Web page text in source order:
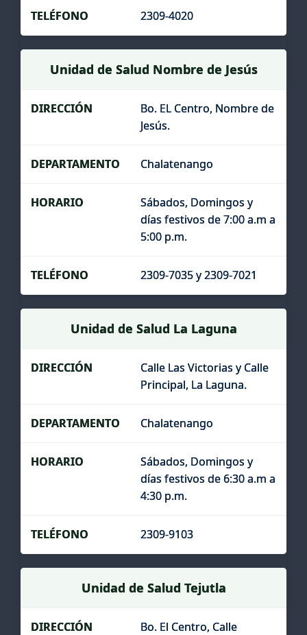
2309-4020
Unidad de Salud Nombre de Jesús
Bo. EL Centro, Nombre de
Jesús.
Chalatenango
Sábados, Domingos y
días festivos de 7:00 a.m a
5:00 p.m.
2309-7035 y 2309-7021
Unidad de Salud La Laguna
Calle Las Victorias y Calle
Principal, La Laguna.
Chalatenango
Sábados, Domingos y
días festivos de 6:30 a.m a
4:30 p.m.
2309-9103
Unidad de Salud Tejutla
Bo. El Centro, Calle